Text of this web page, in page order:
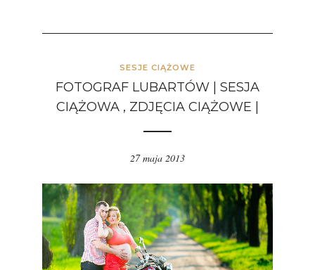
SESJE CIĄŻOWE
FOTOGRAF LUBARTÓW | SESJA
CIĄŻOWA , ZDJĘCIA CIĄŻOWE |
27 maja 2013